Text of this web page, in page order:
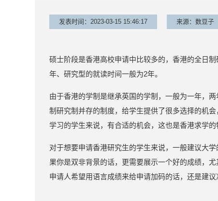
发表时间：2023-03-15 15:46:17 来源：数豆子
硕士阶段是香港高校申请中比较多的，香港的全日
年、研究型的就读时间一般为2年。
由于香港的学制是继承英国的学制，一般为一年，
制研究制并存的制度，给学生提供了很多选择的机
学习的学生来说，有合适的机会，这也是香港求学的
对于想要申请香港研究生的学生来说，一般建议大
果你是双非背景的话，更需要展示一个好的成绩，
申请人希望用语言成绩来给申请加码的话，还是建议